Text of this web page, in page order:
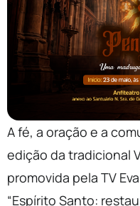
A fé, a oração e a
edição da tradicional
promovida pela TV
“Espírito Santo: